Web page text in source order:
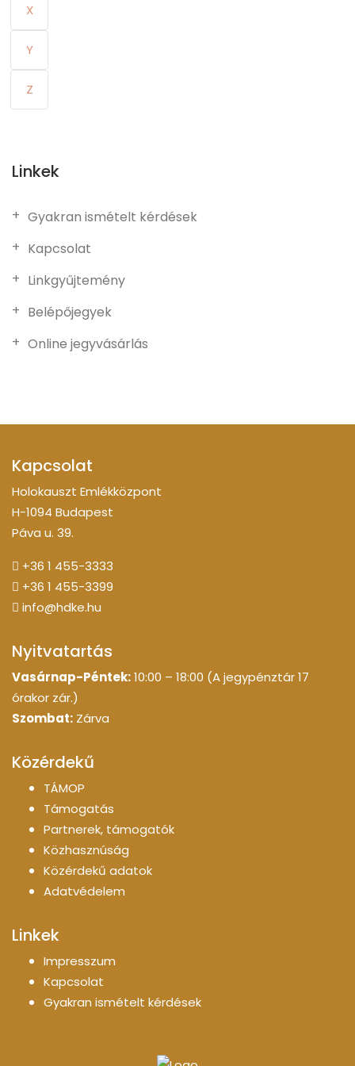
X
Y
Z
Linkek
Gyakran ismételt kérdések
Kapcsolat
Linkgyűjtemény
Belépőjegyek
Online jegyvásárlás
Kapcsolat
Holokauszt Emlékközpont
H-1094 Budapest
Páva u. 39.
+36 1 455-3333
+36 1 455-3399
info@hdke.hu
Nyitvatartás
Vasárnap-Péntek:10:00 – 18:00 (A jegypénztár 17
órakor zár.)
Szombat: Zárva
Közérdekű
TÁMOP
Támogatás
Partnerek, támogatók
Közhasznúság
Közérdekű adatok
Adatvédelem
Linkek
Impresszum
Kapcsolat
Gyakran ismételt kérdések